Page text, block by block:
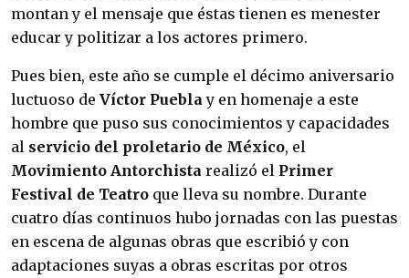
montan y el mensaje que éstas tienen es menester
educar y politizar a los actores primero.
Pues bien, este año se cumple el décimo aniversario
luctuoso de Víctor Puebla y en homenaje a este
hombre que puso sus conocimientos y capacidades
al servicio del proletario de México, el
Movimiento Antorchista realizó el Primer
Festival de Teatro que lleva su nombre. Durante
cuatro días continuos hubo jornadas con las puestas
en escena de algunas obras que escribió y con
adaptaciones suyas a obras escritas por otros